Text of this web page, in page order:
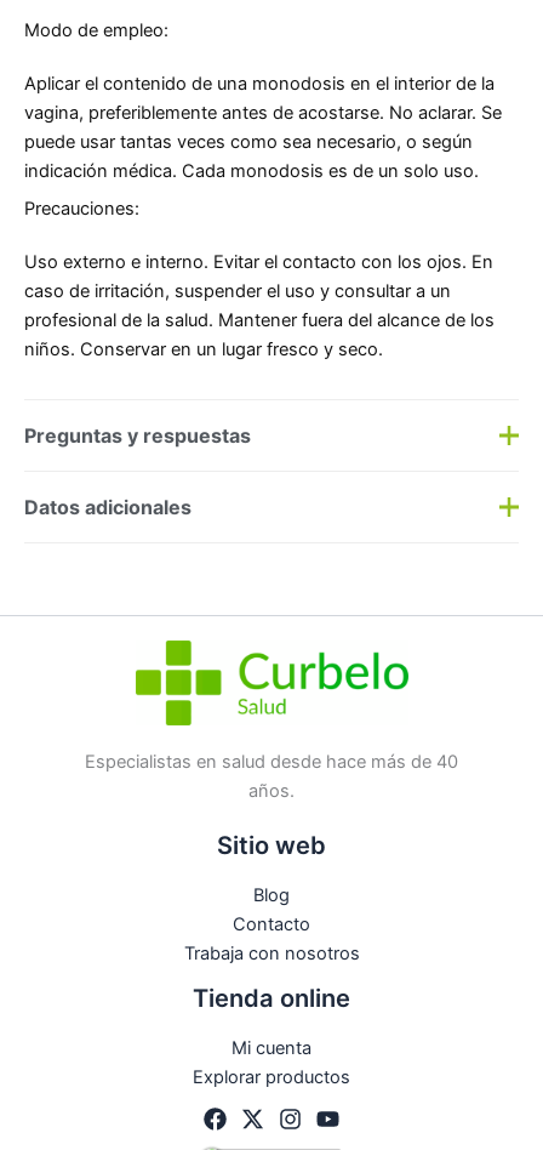
Modo de empleo:
Aplicar el contenido de una monodosis en el interior de la
vagina, preferiblemente antes de acostarse. No aclarar. Se
puede usar tantas veces como sea necesario, o según
indicación médica. Cada monodosis es de un solo uso.
Precauciones:
Uso externo e interno. Evitar el contacto con los ojos. En
caso de irritación, suspender el uso y consultar a un
profesional de la salud. Mantener fuera del alcance de los
niños. Conservar en un lugar fresco y seco.
Preguntas y respuestas
Preguntas y respuestas
No hay preguntas todavía
Datos adicionales
Especialistas en salud desde hace más de 40
años.
Sitio web
Blog
Contacto
Trabaja con nosotros
Tienda online
Mi cuenta
Explorar productos